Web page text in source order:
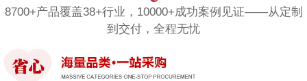
8700+产品覆盖38+行业，10000+成功案例见证——从定制
到交付，全程无忧